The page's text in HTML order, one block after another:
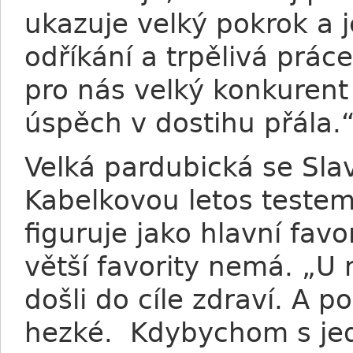
ukazuje velký pokrok a
odříkání a trpělivá
pro nás velký
úspěch v dostihu
Velká pardubická se
Kabelkovou letos
figuruje jako hlavní
větší favority nemá. „U
došli do cíle zdraví. A
hezké. Kdybychom s